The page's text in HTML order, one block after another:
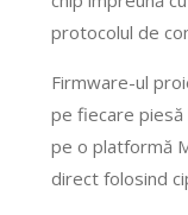
protocolul de
Firmware-ul
pe fiecare piesă
pe o platformă
direct folosind